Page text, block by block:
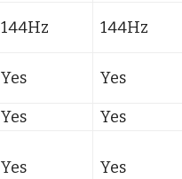
144Hz
144Hz
Yes
Yes
Yes
Yes
Yes Yes